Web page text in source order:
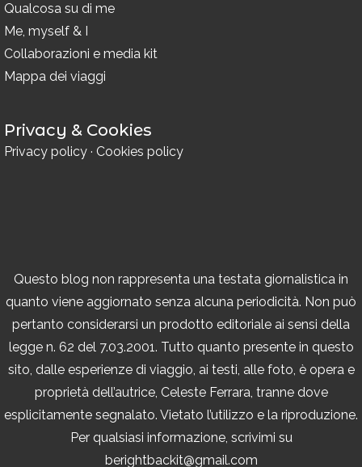
Qualcosa su di me
Me, myself & I
Collaborazioni e media kit
Mappa dei viaggi
Privacy & Cookies
Privacy policy · Cookies policy
Questo blog non rappresenta una testata giornalistica in
quanto viene aggiornato senza alcuna periodicità. Non può
pertanto considerarsi un prodotto editoriale ai sensi della
legge n. 62 del 7.03.2001. Tutto quanto presente in questo
sito, dalle esperienze di viaggio, ai testi, alle foto, è opera e
proprietà dell’autrice, Celeste Ferrara, tranne dove
esplicitamente segnalato. Vietato l’utilizzo e la riproduzione.
Per qualsiasi informazione, scrivimi su
berightbackit@gmail.com